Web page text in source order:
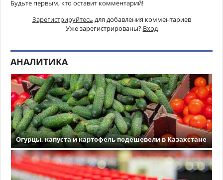
Будьте первым, кто оставит комментарий!
Зарегистрируйтесь для добавления комментариев
Уже зарегистрированы? Вход
АНАЛИТИКА
Огурцы, капуста и картофель подешевели в Казахстане